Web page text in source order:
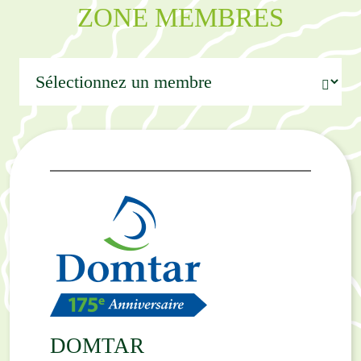
ZONE MEMBRES
DOMTAR